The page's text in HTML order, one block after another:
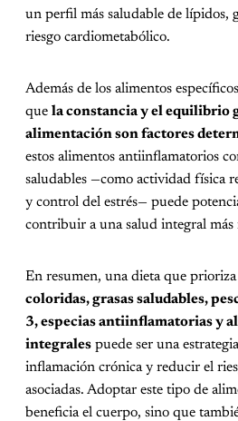
un perfil más saludable de lípidos,
riesgo cardiometabólico.
Además de los alimentos
que la constancia y el equilibrio
alimentación son factores
estos alimentos antiinflamatorios
saludables —como actividad física
y control del estrés— puede
contribuir a una salud integral más
En resumen, una dieta que prioriza
coloridas, grasas saludables,
3, especias antiinflamatorias y
integrales puede ser una
inflamación crónica y reducir el
asociadas. Adoptar este tipo de
beneficia el cuerpo, sino que